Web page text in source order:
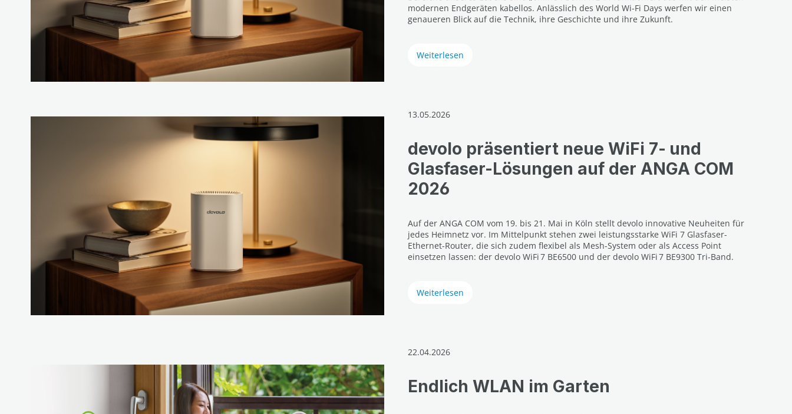
modernen Endgeräten kabellos. Anlässlich des World Wi-Fi Days werfen wir einen
genaueren Blick auf die Technik, ihre Geschichte und ihre Zukunft.
Weiterlesen
13.05.2026
devolo präsentiert neue WiFi 7‑ und
Glasfaser-Lösungen auf der ANGA COM
2026
Auf der ANGA COM vom 19. bis 21. Mai in Köln stellt devolo innovative Neuheiten für
jedes Heimnetz vor. Im Mittelpunkt stehen zwei leistungsstarke WiFi 7 Glasfaser-
Ethernet-Router, die sich zudem flexibel als Mesh-System oder als Access Point
einsetzen lassen: der devolo WiFi 7 BE6500 und der devolo WiFi 7 BE9300 Tri-Band.
Weiterlesen
22.04.2026
Endlich WLAN im Garten